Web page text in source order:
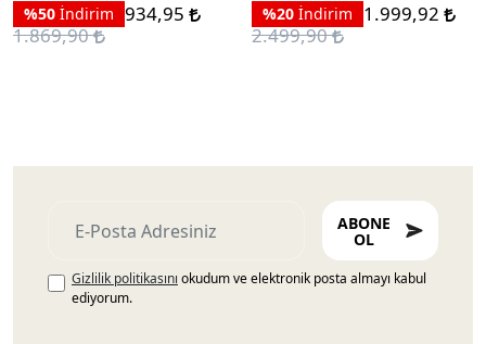
%50 İndirim 934,95
1.869,90
%20 İndirim
1.999,92
2.499,90
ABONE
OL
Gizlilik politikasını okudum ve elektronik posta almayı kabul
ediyorum.